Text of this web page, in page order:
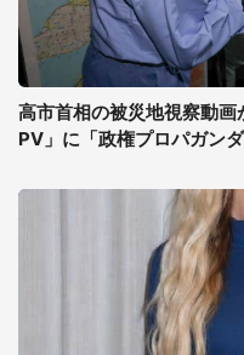
高市首相の被災地視察動
PV」に「政権プロパガン